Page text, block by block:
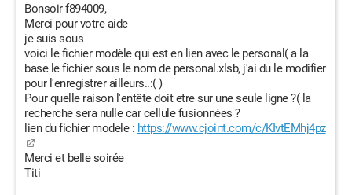
Bonsoir f894009,
Merci pour votre aide
je suis sous
voici le fichier modèle qui est en lien avec le personal( a la
base le fichier sous le nom de personal.xlsb, j'ai du le modifier
pour l'enregistrer ailleurs..:( )
Pour quelle raison l'entête doit etre sur une seule ligne ?( la
recherche sera nulle car cellule fusionnées ?
lien du fichier modele : https://www.cjoint.com/c/KIvtEMhj4pz
Merci et belle soirée
Titi